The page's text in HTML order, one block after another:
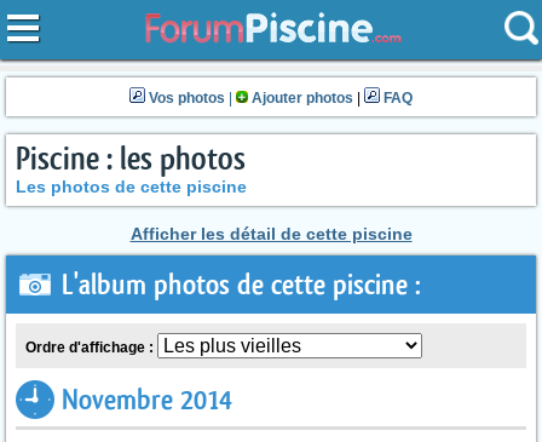
Vos photos Ajouter photos FAQ
Piscine : les photos
Les photos de cette piscine
Afficher les détail de cette piscine
L'album photos de cette piscine :
Ordre d'affichage :
Novembre 2014